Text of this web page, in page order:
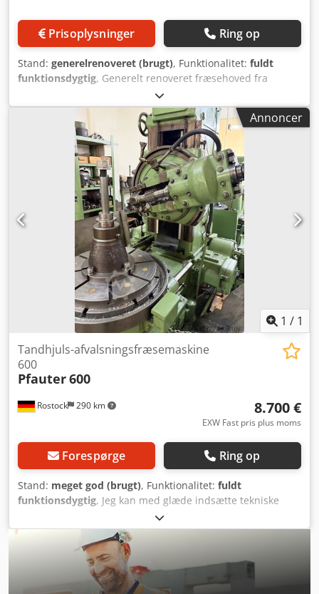
Prisoplysninger Ring op
Stand: generelrenoveret (brugt), Funktionalitet: fuldt
funktionsdygtig, Generelt renoveret fræsehoved fra
Pfauter PE150. Cjdpfxezr Hc Ts Adkjrf
Annoncer
1 / 1
Rostock 290 km
Tandhjuls-afvalsningsfræsemaskine
600
Pfauter600
8.700 €
EXW Fast pris plus moms
Forespørge Ring op
Stand: meget god (brugt), Funktionalitet: fuldt
funktionsdygtig, Jeg kan med glæde indsætte tekniske
data i dokumentet for dig. Jeg vil med glæde tilføje tekniske
data til dokumentet for dig. Gearfræsemaskine
konventionel Oprindelsesland: Tyskland Tekniske
specifikationer Detaljer maks. hjuldiameter 600 mm
gearbredde 250 mm maks. modul 8 samlet effektbehov 2,2
kW maskinens vægt ca. 2000 kg maskinens dimensioner ca.